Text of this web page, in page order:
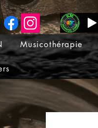
Musicothérapie